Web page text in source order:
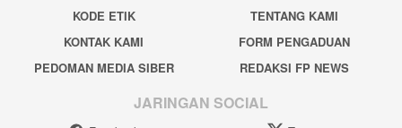
KODE ETIK
TENTANG KAMI
KONTAK KAMI
FORM PENGADUAN
PEDOMAN MEDIA SIBER
REDAKSI FP NEWS
JARINGAN SOCIAL